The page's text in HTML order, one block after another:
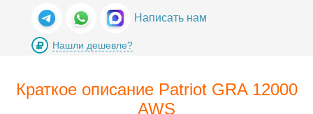
Написать нам
Нашли дешевле?
Краткое описание Patriot GRA 12000
AWS